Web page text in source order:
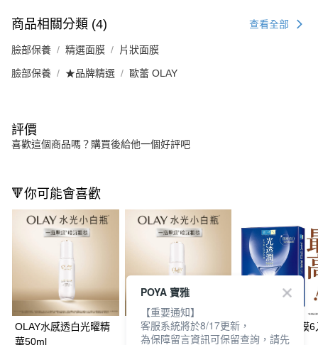
商品相關分類 (4) 查看全部
臉部保養 精選面膜 片狀面膜
臉部保養 ★品牌精選 歐蕾 OLAY
評價
喜歡這個商品嗎？購買後給他一個好評吧
🔻你可能會喜歡
OLAY水感透白光曜精
華50ml
OLAY水感透白光曜精
華30ml
肌研光透潤面膜
層美白
POYA 寶雅
【重要通知】
客服系統將於8/17更新，
為保障留言資訊可保留查詢，請先